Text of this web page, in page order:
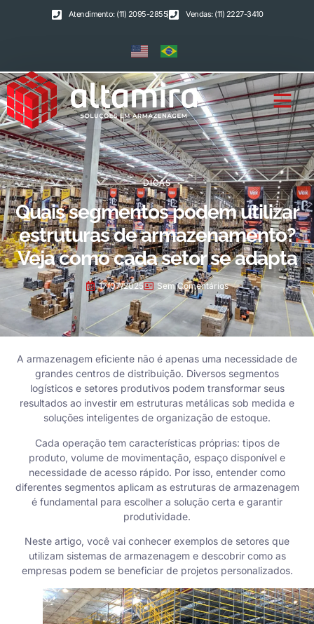
Atendimento: (11) 2095-2855 Vendas: (11) 2227-3410
DICAS
Quais segmentos podem utilizar
estruturas de armazenamento?
Veja como cada setor se adapta
17/07/2025 Sem Comentários
A armazenagem eficiente não é apenas uma necessidade de
grandes centros de distribuição. Diversos segmentos
logísticos e setores produtivos podem transformar seus
resultados ao investir em estruturas metálicas sob medida e
soluções inteligentes de organização de estoque.
Cada operação tem características próprias: tipos de
produto, volume de movimentação, espaço disponível e
necessidade de acesso rápido. Por isso, entender como
diferentes segmentos aplicam as estruturas de armazenagem
é fundamental para escolher a solução certa e garantir
produtividade.
Neste artigo, você vai conhecer exemplos de setores que
utilizam sistemas de armazenagem e descobrir como as
empresas podem se beneficiar de projetos personalizados.